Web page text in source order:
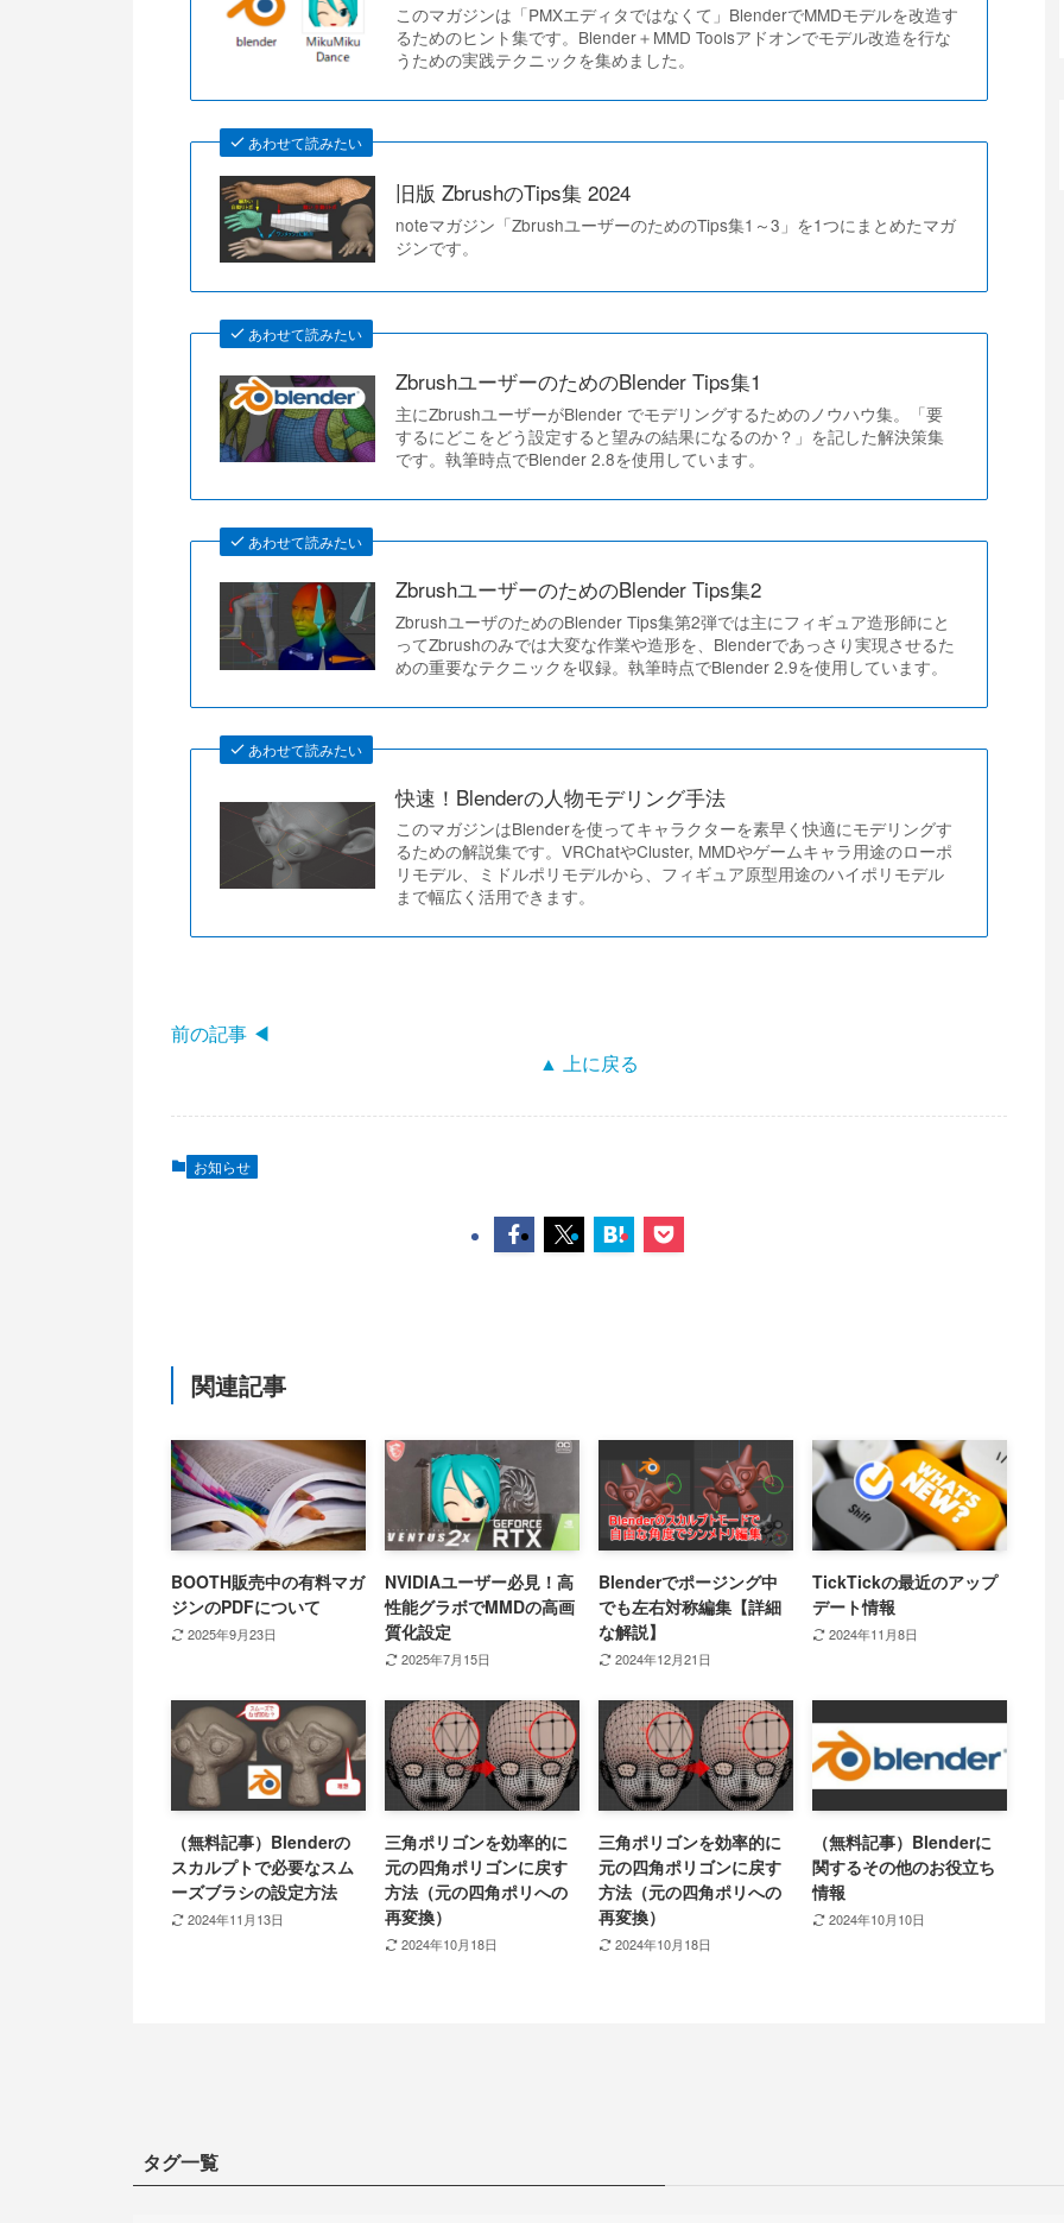
このマガジンは「PMXエディタではなくて」BlenderでMMDモデルを改造す
るためのヒント集です。Blender＋MMD Toolsアドオンでモデル改造を行な
うための実践テクニックを集めました。
あわせて読みたい
旧版 ZbrushのTips集 2024
noteマガジン「ZbrushユーザーのためのTips集1～3」を1つにまとめたマガ
ジンです。
あわせて読みたい
ZbrushユーザーのためのBlender Tips集1
主にZbrushユーザーがBlender でモデリングするためのノウハウ集。「要
するにどこをどう設定すると望みの結果になるのか？」を記した解決策集
です。執筆時点でBlender 2.8を使用しています。
あわせて読みたい
ZbrushユーザーのためのBlender Tips集2
ZbrushユーザのためのBlender Tips集第2弾では主にフィギュア造形師にと
ってZbrushのみでは大変な作業や造形を、Blenderであっさり実現させるた
めの重要なテクニックを収録。執筆時点でBlender 2.9を使用しています。
あわせて読みたい
快速！Blenderの人物モデリング手法
このマガジンはBlenderを使ってキャラクターを素早く快適にモデリングす
るための解説集です。VRChatやCluster, MMDやゲームキャラ用途のローポ
リモデル、ミドルポリモデルから、フィギュア原型用途のハイポリモデル
まで幅広く活用できます。
前の記事 ◀
▲ 上に戻る
お知らせ
関連記事
BOOTH販売中の有料マガ
ジンのPDFについて
2025年9月23日
NVIDIAユーザー必見！高
性能グラボでMMDの高画
質化設定
2025年7月15日
Blenderでポージング中
でも左右対称編集【詳細
な解説】
2024年12月21日
TickTickの最近のアップ
デート情報
2024年11月8日
（無料記事）Blenderの
スカルプトで必要なスム
ーズブラシの設定方法
2024年11月13日
三角ポリゴンを効率的に
元の四角ポリゴンに戻す
方法（元の四角ポリへの
再変換）
2024年10月18日
三角ポリゴンを効率的に
元の四角ポリゴンに戻す
方法（元の四角ポリへの
再変換）
2024年10月18日
（無料記事）Blenderに
関するその他のお役立ち
情報
2024年10月10日
タグ一覧